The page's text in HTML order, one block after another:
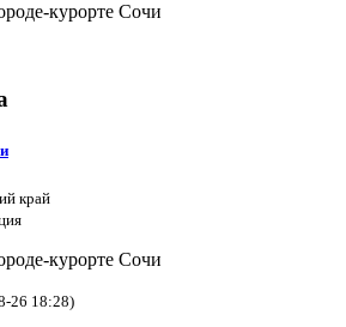
курорте Сочи
край
курорте Сочи
26 18:28)